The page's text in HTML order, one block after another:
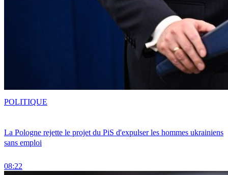
La Pologne rejette le projet du PiS d'expulser les hommes ukrainiens
sans emploi
08:22
POLITIQUE